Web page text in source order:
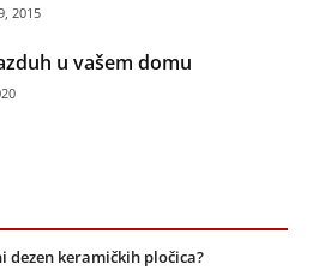
2015
u vašem domu
dezen keramičkih pločica?